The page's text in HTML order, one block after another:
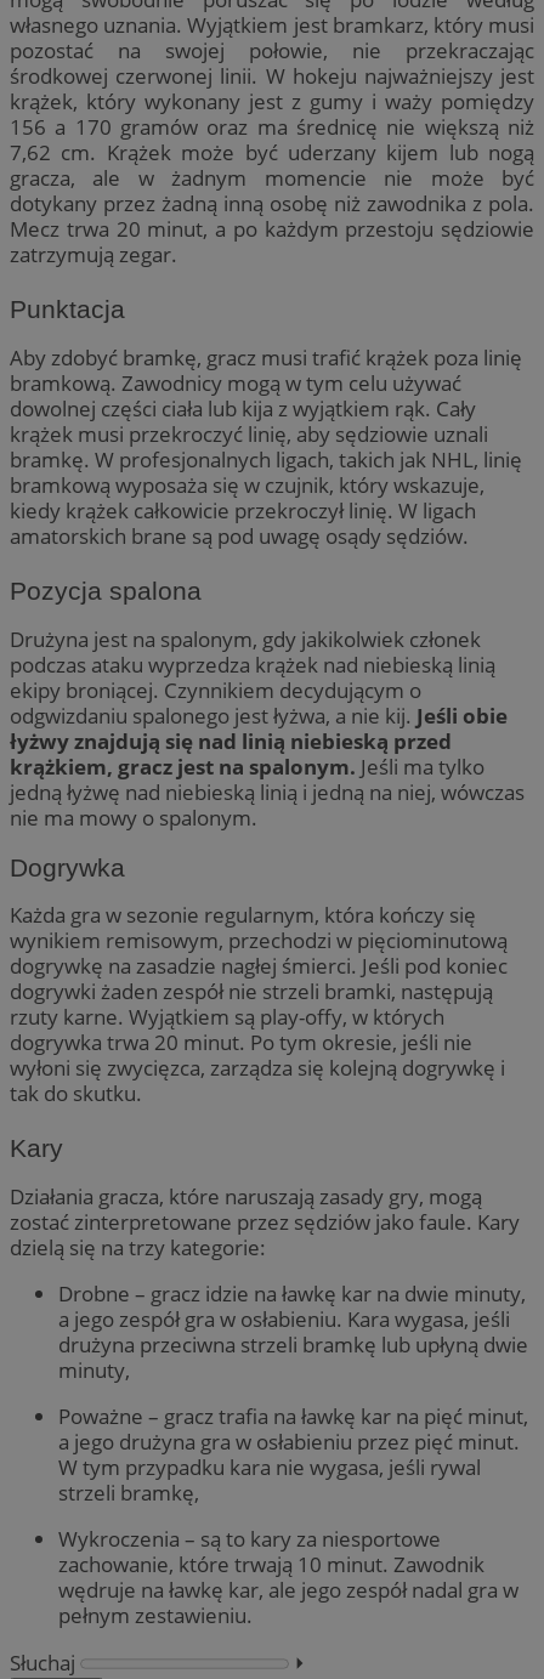
własnego uznania. Wyjątkiem jest bramkarz, który musi
pozostać na swojej połowie, nie przekraczając
środkowej czerwonej linii. W hokeju najważniejszy jest
krążek, który wykonany jest z gumy i waży pomiędzy
156 a 170 gramów oraz ma średnicę nie większą niż
7,62 cm. Krążek może być uderzany kijem lub nogą
gracza, ale w żadnym momencie nie może być
dotykany przez żadną inną osobę niż zawodnika z pola.
Mecz trwa 20 minut, a po każdym przestoju sędziowie
zatrzymują zegar.
Punktacja
Aby zdobyć bramkę, gracz musi trafić krążek poza linię
bramkową. Zawodnicy mogą w tym celu używać
dowolnej części ciała lub kija z wyjątkiem rąk. Cały
krążek musi przekroczyć linię, aby sędziowie uznali
bramkę. W profesjonalnych ligach, takich jak NHL, linię
bramkową wyposaża się w czujnik, który wskazuje,
kiedy krążek całkowicie przekroczył linię. W ligach
amatorskich brane są pod uwagę osądy sędziów.
Pozycja spalona
Drużyna jest na spalonym, gdy jakikolwiek członek
podczas ataku wyprzedza krążek nad niebieską linią
ekipy broniącej. Czynnikiem decydującym o
odgwizdaniu spalonego jest łyżwa, a nie kij. Jeśli obie
łyżwy znajdują się nad linią niebieską przed
krążkiem, gracz jest na spalonym. Jeśli ma tylko
jedną łyżwę nad niebieską linią i jedną na niej, wówczas
nie ma mowy o spalonym.
Dogrywka
Każda gra w sezonie regularnym, która kończy się
wynikiem remisowym, przechodzi w pięciominutową
dogrywkę na zasadzie nagłej śmierci. Jeśli pod koniec
dogrywki żaden zespół nie strzeli bramki, następują
rzuty karne. Wyjątkiem są play-offy, w których
dogrywka trwa 20 minut. Po tym okresie, jeśli nie
wyłoni się zwycięzca, zarządza się kolejną dogrywkę i
tak do skutku.
Kary
Działania gracza, które naruszają zasady gry, mogą
zostać zinterpretowane przez sędziów jako faule. Kary
dzielą się na trzy kategorie:
Drobne – gracz idzie na ławkę kar na dwie minuty,
a jego zespół gra w osłabieniu. Kara wygasa, jeśli
drużyna przeciwna strzeli bramkę lub upłyną dwie
minuty,
Poważne – gracz trafia na ławkę kar na pięć minut,
a jego drużyna gra w osłabieniu przez pięć minut.
W tym przypadku kara nie wygasa, jeśli rywal
strzeli bramkę,
Wykroczenia – są to kary za niesportowe
zachowanie, które trwają 10 minut. Zawodnik
wędruje na ławkę kar, ale jego zespół nadal gra w
pełnym zestawieniu.
Słuchaj
⏵︎